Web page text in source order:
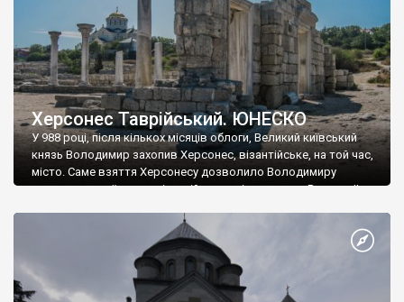
Херсонес Таврійський. ЮНЕСКО
У 988 році, після кількох місяців облоги, Великий київський
князь Володимир захопив Херсонес, візантійське, на той час,
місто. Саме взяття Херсонесу дозволило Володимиру
диктувати свої умови візантійському імператору Василю ІІ, та
Херсонесі Володимир-язичник, став Василем-християнином.
А потім було Хрещення Русі. На честь Херсонесу Таврійського